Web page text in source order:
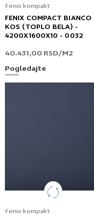
Fenix kompakt
FENIX COMPACT BIANCO
KOS (TOPLO BELA) -
4200X1600X10 - 0032
40.431,00 RSD/M2
Pogledajte
Fenix kompakt